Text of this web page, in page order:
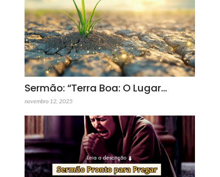
Sermão: “Terra Boa: O Lugar…
novembro 12, 2025